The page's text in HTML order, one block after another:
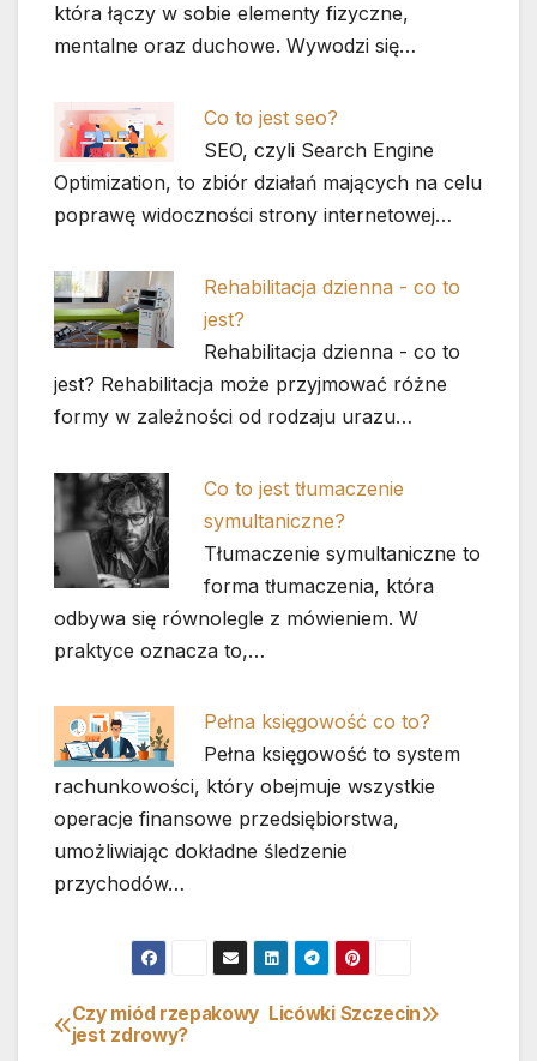
która łączy w sobie elementy fizyczne,
mentalne oraz duchowe. Wywodzi się…
Co to jest seo?
SEO, czyli Search Engine
Optimization, to zbiór działań mających na celu
poprawę widoczności strony internetowej…
Rehabilitacja dzienna - co to
jest?
Rehabilitacja dzienna - co to
jest? Rehabilitacja może przyjmować różne
formy w zależności od rodzaju urazu…
Co to jest tłumaczenie
symultaniczne?
Tłumaczenie symultaniczne to
forma tłumaczenia, która
odbywa się równolegle z mówieniem. W
praktyce oznacza to,…
Pełna księgowość co to?
Pełna księgowość to system
rachunkowości, który obejmuje wszystkie
operacje finansowe przedsiębiorstwa,
umożliwiając dokładne śledzenie
przychodów…
Nawigacja
Licówki Szczecin
Czy miód rzepakowy
jest zdrowy?